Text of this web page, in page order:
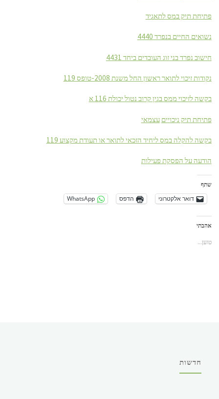
פתיחת תיק במס לתאגיד
נשואים החיים בנפרד 4440
חישוב נפרד בני זוג העובדים ביחד 4431
נקודות זיכוי לתואר ראשון החל משנת 2008-טופס 119
בקשה לזיכוי ממס בגין קרוב נטול יכולת 116 א
פתיחת תיק ניכויים עצמאי
בקשה להקלה במס ליחיד הזכאי לתואר או תעודת מקצוע 119
הודעה על הפסקת פעילות
שתף
דואר אלקטרוני
הדפס WhatsApp
אהבתי
טוען...
חדשות